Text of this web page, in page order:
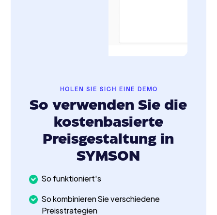
HOLEN SIE SICH EINE DEMO
So verwenden Sie die
kostenbasierte
Preisgestaltung in
SYMSON
So funktioniert's
So kombinieren Sie verschiedene
Preisstrategien